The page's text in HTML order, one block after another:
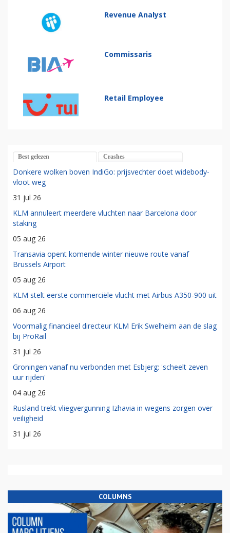
Revenue Analyst
Commissaris
Retail Employee
Best gelezen Crashes
Donkere wolken boven IndiGo: prijsvechter doet widebody-
vloot weg
31 jul 26
KLM annuleert meerdere vluchten naar Barcelona door
staking
05 aug 26
Transavia opent komende winter nieuwe route vanaf
Brussels Airport
05 aug 26
KLM stelt eerste commerciële vlucht met Airbus A350-900 uit
06 aug 26
Voormalig financieel directeur KLM Erik Swelheim aan de slag
bij ProRail
31 jul 26
Groningen vanaf nu verbonden met Esbjerg: 'scheelt zeven
uur rijden'
04 aug 26
Rusland trekt vliegvergunning Izhavia in wegens zorgen over
veiligheid
31 jul 26
COLUMNS